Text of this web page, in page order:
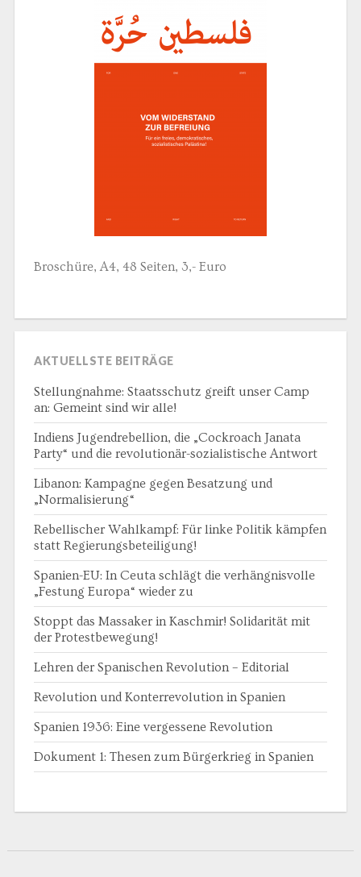
Broschüre, A4, 48 Seiten, 3,- Euro
AKTUELLSTE BEITRÄGE
Stellungnahme: Staatsschutz greift unser Camp
an: Gemeint sind wir alle!
Indiens Jugendrebellion, die „Cockroach Janata
Party“ und die revolutionär-sozialistische Antwort
Libanon: Kampagne gegen Besatzung und
„Normalisierung“
Rebellischer Wahlkampf: Für linke Politik kämpfen
statt Regierungsbeteiligung!
Spanien-EU: In Ceuta schlägt die verhängnisvolle
„Festung Europa“ wieder zu
Stoppt das Massaker in Kaschmir! Solidarität mit
der Protestbewegung!
Lehren der Spanischen Revolution – Editorial
Revolution und Konterrevolution in Spanien
Spanien 1936: Eine vergessene Revolution
Dokument 1: Thesen zum Bürgerkrieg in Spanien